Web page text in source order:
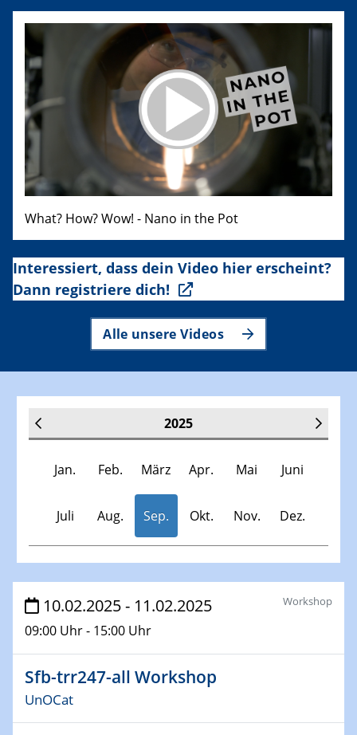
What? How? Wow! - Nano in the Pot
Interessiert, dass dein Video hier erscheint?
Dann registriere dich!
Alle unsere Videos
2025
Jan. Feb. März Apr. Mai Juni
Juli Aug. Sep. Okt. Nov. Dez.
Veranstaltungen
30.11.-0001 - 06.02.2025
SFB/TRR 247 Seminar
08.01.2025
10.02.2025 - 11.02.2025
09:00 Uhr - 15:00 Uhr
Workshop
Sfb-trr247-all Workshop
UnOCat